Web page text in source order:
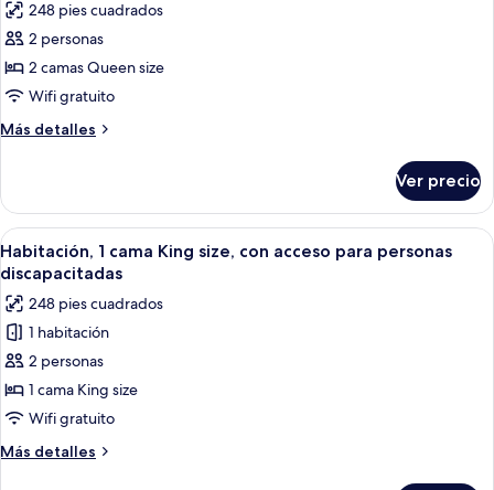
las
fotos
de
Habitación,
2
camas
size
248 pies cuadrados
2 personas
2 camas Queen size
Wifi gratuito
Más detalles
Más
2
camas
Queen
size
Ver precio
Abrir
todas
las
fotos
de
Habitación,
1
cama
King
size,
Una habitación de hotel moderna
7
Habitación, 1 cama King size, con acceso para personas
discapacitadas
248 pies cuadrados
1 habitación
2 personas
1 cama King size
Wifi gratuito
Más detalles
Más